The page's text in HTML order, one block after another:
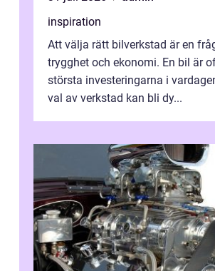
inspiration
Att välja rätt bilverkstad är en
trygghet och ekonomi. En bil är
största investeringarna i
val av verkstad kan bli dy...